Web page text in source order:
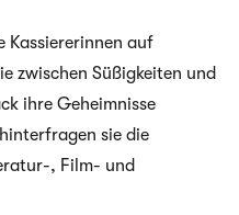
Kassiererinnen auf
zwischen Süßigkeiten und
ihre Geheimnisse
sie die
, Film- und